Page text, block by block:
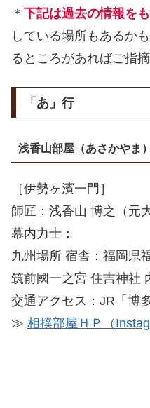
＊ 下記は過去の情報を
している場所もあるか
るところがあればご指摘
「あ」行
浅香山部屋（あさかやま）
［伊勢ヶ濱一門］
師匠：浅香山 博之（元
幕内力士：
九州場所 宿舎：福岡県
筑前國一之宮 住吉神社
交通アクセス：JR「博
≫ 相撲部屋ＨＰ（